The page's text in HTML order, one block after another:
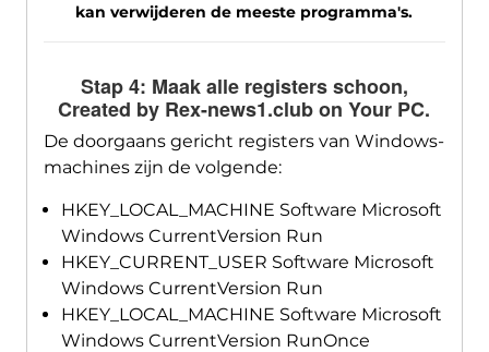
kan verwijderen de meeste programma's.
Stap 4: Maak alle registers schoon,
Created by Rex-news1.club on Your PC.
De doorgaans gericht registers van Windows-
machines zijn de volgende:
HKEY_LOCAL_MACHINE Software Microsoft
Windows CurrentVersion Run
HKEY_CURRENT_USER Software Microsoft
Windows CurrentVersion Run
HKEY_LOCAL_MACHINE Software Microsoft
Windows CurrentVersion RunOnce